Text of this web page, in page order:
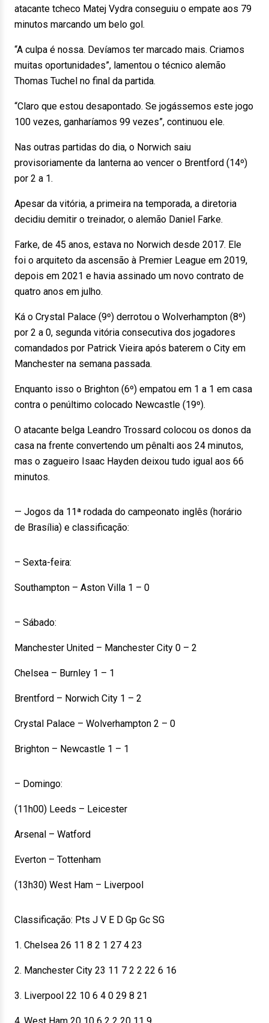
atacante tcheco Matej Vydra conseguiu o empate aos 79
minutos marcando um belo gol.
“A culpa é nossa. Devíamos ter marcado mais. Criamos
muitas oportunidades”, lamentou o técnico alemão
Thomas Tuchel no final da partida.
“Claro que estou desapontado. Se jogássemos este jogo
100 vezes, ganharíamos 99 vezes”, continuou ele.
Nas outras partidas do dia, o Norwich saiu
provisoriamente da lanterna ao vencer o Brentford (14º)
por 2 a 1.
Apesar da vitória, a primeira na temporada, a diretoria
decidiu demitir o treinador, o alemão Daniel Farke.
Farke, de 45 anos, estava no Norwich desde 2017. Ele
foi o arquiteto da ascensão à Premier League em 2019,
depois em 2021 e havia assinado um novo contrato de
quatro anos em julho.
Ká o Crystal Palace (9º) derrotou o Wolverhampton (8º)
por 2 a 0, segunda vitória consecutiva dos jogadores
comandados por Patrick Vieira após baterem o City em
Manchester na semana passada.
Enquanto isso o Brighton (6º) empatou em 1 a 1 em casa
contra o penúltimo colocado Newcastle (19º).
O atacante belga Leandro Trossard colocou os donos da
casa na frente convertendo um pênalti aos 24 minutos,
mas o zagueiro Isaac Hayden deixou tudo igual aos 66
minutos.
— Jogos da 11ª rodada do campeonato inglês (horário
de Brasília) e classificação:
– Sexta-feira:
Southampton – Aston Villa 1 – 0
– Sábado:
Manchester United – Manchester City 0 – 2
Chelsea – Burnley 1 – 1
Brentford – Norwich City 1 – 2
Crystal Palace – Wolverhampton 2 – 0
Brighton – Newcastle 1 – 1
– Domingo:
(11h00) Leeds – Leicester
Arsenal – Watford
Everton – Tottenham
(13h30) West Ham – Liverpool
Classificação: Pts J V E D Gp Gc SG
1. Chelsea 26 11 8 2 1 27 4 23
2. Manchester City 23 11 7 2 2 22 6 16
3. Liverpool 22 10 6 4 0 29 8 21